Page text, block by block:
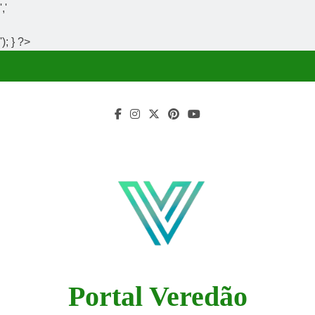
','
'); } ?>
Portal Veredão